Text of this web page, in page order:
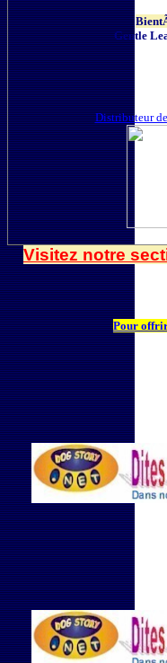
Gentle
Distributeur
Visitez notre
Pour offrir